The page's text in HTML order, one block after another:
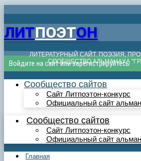
ЛИТПОЭТОН
ЛИТЕРАТУРНЫЙ САЙТ. ПОЭЗИЯ,
СООБЩЕСТВО АЛЬМАНАХА
Войдите на сайт или зарегистрируйтесь
Сообщество сайтов
Сайт Литпоэтон-конкурс
Официальный сайт
Сообщество сайтов
Сайт Литпоэтон-конкурс
Официальный сайт
Главная